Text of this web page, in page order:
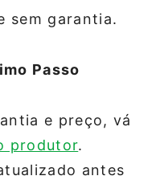
sem garantia.
Passo
e preço, vá
produtor.
antes